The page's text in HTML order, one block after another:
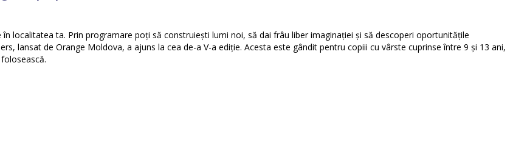
localitatea ta. Prin programare poți să construiești lumi noi, să dai frâu liber imaginației și să descoperi oportunitățile
lansat de Orange Moldova, a ajuns la cea de-a V-a ediție. Acesta este gândit pentru copiii cu vârste cuprinse între 9 și 13 ani,